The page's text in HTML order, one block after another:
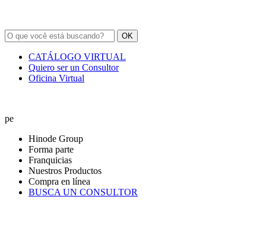
OK
CATÁLOGO VIRTUAL
Quiero ser un Consultor
Oficina Virtual
pe
Hinode Group
Forma parte
Franquicias
Nuestros Productos
Compra en línea
BUSCA UN CONSULTOR